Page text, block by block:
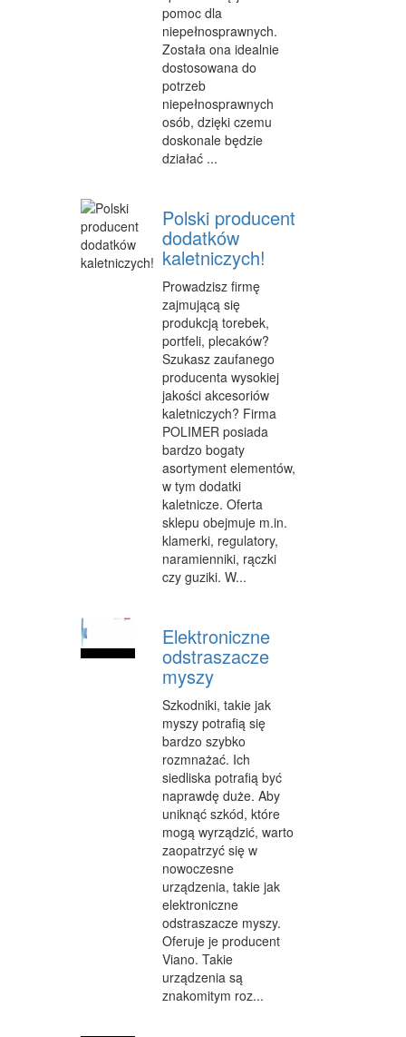
MATERIAŁY REKLAMOWE
INNE AGENCJE
WIGOR
IMPREZY INTEGRACYJNE
ZAJĘCIA SPORTOWE I REKREACYJNE
PRODUKCJA
INFORMATYCZNE
RESTAURACJE, CATERING
FOTOGRAFIA
ADWOKACI, PORADY PRAWNE
SPRZĄTANIE, PORZĄDKOWANIE
SERWIS
OPIEKA
INNE USŁUGI
KURIER, PRZESYŁKI
WYCIECZKI
PODRÓŻE
ZDROWIE
DIETETYKA, ODCHUDZANIE
KOSMETYKI
LECZENIE
SALONY KOSMETYCZNE
SPRZĘT MEDYCZNY
WEB
OPROGRAMOWANIE
KONTAKT
pomoc dla
niepełnosprawnych.
Została ona idealnie
dostosowana do
potrzeb
niepełnosprawnych
osób, dzięki czemu
doskonale będzie
działać ...
Polski producent
dodatków
kaletniczych!
Prowadzisz firmę
zajmującą się
produkcją torebek,
portfeli, plecaków?
Szukasz zaufanego
producenta wysokiej
jakości akcesoriów
kaletniczych? Firma
POLIMER posiada
bardzo bogaty
asortyment elementów,
w tym dodatki
kaletnicze. Oferta
sklepu obejmuje m.in.
klamerki, regulatory,
naramienniki, rączki
czy guziki. W...
Elektroniczne
odstraszacze
myszy
Szkodniki, takie jak
myszy potrafią się
bardzo szybko
rozmnażać. Ich
siedliska potrafią być
naprawdę duże. Aby
uniknąć szkód, które
mogą wyrządzić, warto
zaopatrzyć się w
nowoczesne
urządzenia, takie jak
elektroniczne
odstraszacze myszy.
Oferuje je producent
Viano. Takie
urządzenia są
znakomitym roz...